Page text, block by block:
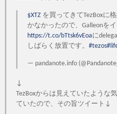
$XTZ を買ってきてTezBoxに
かなかったので、Galleonを
https://t.co/bTtsk6vEoaに
しばらく放置です。 #tezos
— pandanote.info
↓
TezBoxからは見えていたような
ていたので、その旨ツイート↓